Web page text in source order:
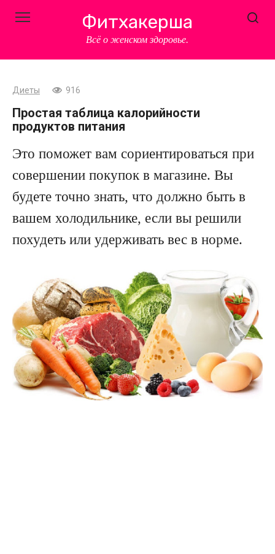
Фитхакерша
Всё о женском здоровье.
Диеты 916
Простая таблица калорийности
продуктов питания
Это поможет вам сориентироваться при
совершении покупок в магазине. Вы
будете точно знать, что должно быть в
вашем холодильнике, если вы решили
похудеть или удерживать вес в норме.